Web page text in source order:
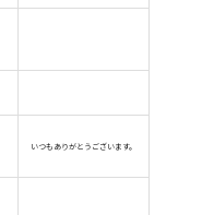
いつもありがとうございます。